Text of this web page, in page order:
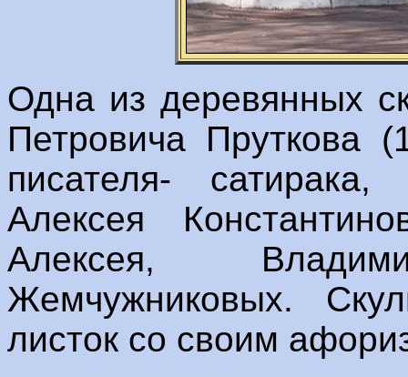
Одна из деревянных
Петровича Пруткова
писателя- сатирака,
Алексея
Алексея,
Жемчужниковых.
листок со своим